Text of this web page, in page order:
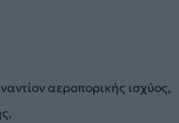
αεροπορικής ισχύος,